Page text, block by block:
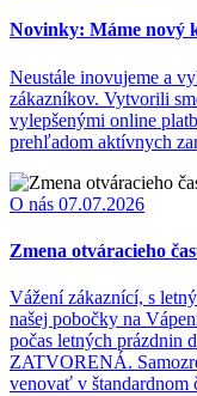
Novinky: Máme nový
Neustále inovujeme a
zákazníkov. Vytvorili
vylepšenými online
prehľadom aktívnych
O nás 07.07.2026
Zmena otváracieho
Vážení zákaznící, s
našej pobočky na
počas letných prázdnin
ZATVORENÁ.
venovať v štandardnom